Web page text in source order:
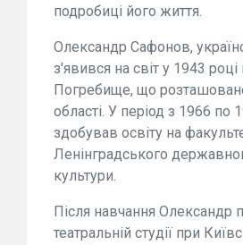
подробиці його життя.
Олександр Сафонов,
з'явився на світ у 1943 році
Погребище, що
області. У період з 1966 по
здобував освіту на
Ленінградського
культури.
Після навчання Олександр
театральній студії при